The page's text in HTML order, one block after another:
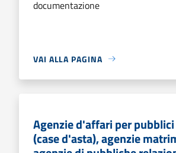
documentazione
VAI ALLA PAGINA
Agenzie d'affari per
(case d'asta), agenzie